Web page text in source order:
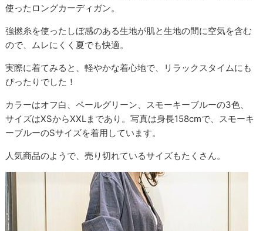
使ったロングカーディガン。
強撚糸を使ったしぼ感のある生地が肌と生地の間に空気を含む
ので、ムレにくく夏でも快適。
実際に着てみると、軽やかな着心地で、リラックスタイムにも
ぴったりでした！
カラーはオフ白、ペールグリーン、スモーキーブルーの3色、
サイズはXSからXXLまであり。写真は身長158cmで、スモーキ
ーブルーのSサイズを着用しています。
人気商品のようで、売り切れているサイズもたくさん。